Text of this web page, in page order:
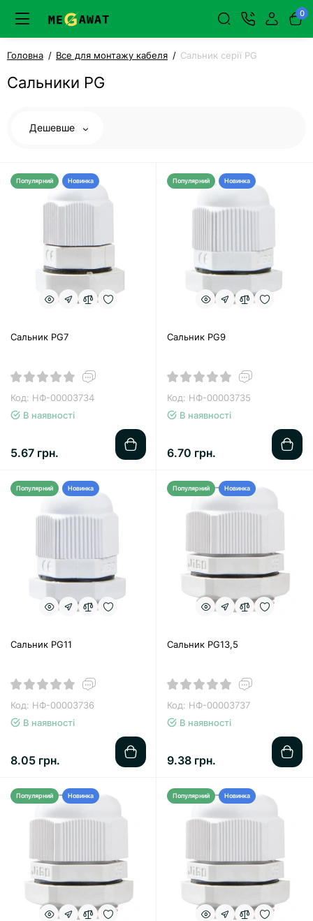
0
Головна Все для монтажу кабеля Cальник серії PG
Сальники PG
Дешевше
Популярний Новинка
Сальник PG7
Код: НФ-00003734
В наявності
5.67 грн.
Популярний Новинка
Сальник PG9
Код: НФ-00003735
В наявності
6.70 грн.
Популярний Новинка
Сальник PG11
Код: НФ-00003736
В наявності
8.05 грн.
Популярний Новинка
Сальник PG13,5
Код: НФ-00003737
В наявності
9.38 грн.
Популярний Новинка Популярний Новинка